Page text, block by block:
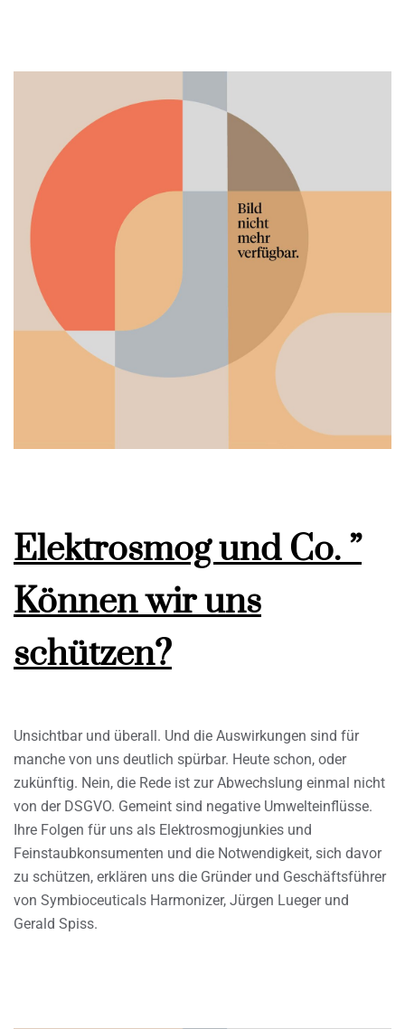
Elektrosmog und Co. ”
Können wir uns
schützen?
Unsichtbar und überall. Und die Auswirkungen sind für
manche von uns deutlich spürbar. Heute schon, oder
zukünftig. Nein, die Rede ist zur Abwechslung einmal nicht
von der DSGVO. Gemeint sind negative Umwelteinflüsse.
Ihre Folgen für uns als Elektrosmogjunkies und
Feinstaubkonsumenten und die Notwendigkeit, sich davor
zu schützen, erklären uns die Gründer und Geschäftsführer
von Symbioceuticals Harmonizer, Jürgen Lueger und
Gerald Spiss.